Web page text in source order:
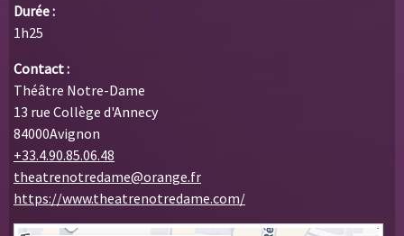
Durée :
1h25
Contact :
Théâtre Notre-Dame
13 rue Collège d'Annecy
84000Avignon
+33.4.90.85.06.48
theatrenotredame@orange.fr
https://www.theatrenotredame.com/